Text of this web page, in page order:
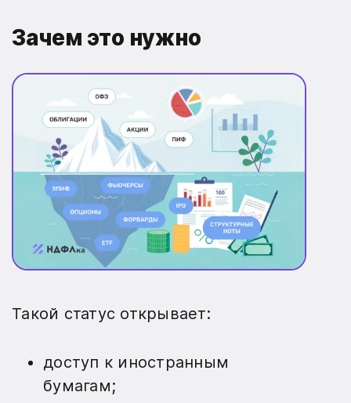
Зачем это нужно
Такой статус открывает:
доступ к иностранным
бумагам;